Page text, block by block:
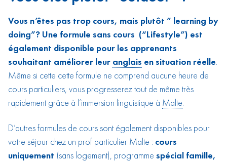
Vous n’êtes pas trop cours, mais plutôt ” learning by
doing”? Une formule sans cours (“Lifestyle”) est
également disponible pour les apprenants
souhaitant améliorer leur anglais en situation réelle.
Même si cette cette formule ne comprend aucune heure de
cours particuliers, vous progresserez tout de même très
rapidement grâce à l’immersion linguistique à Malte.
D’autres formules de cours sont également disponibles pour
votre séjour chez un prof particulier Malte : cours
uniquement (sans logement), programme spécial famille,